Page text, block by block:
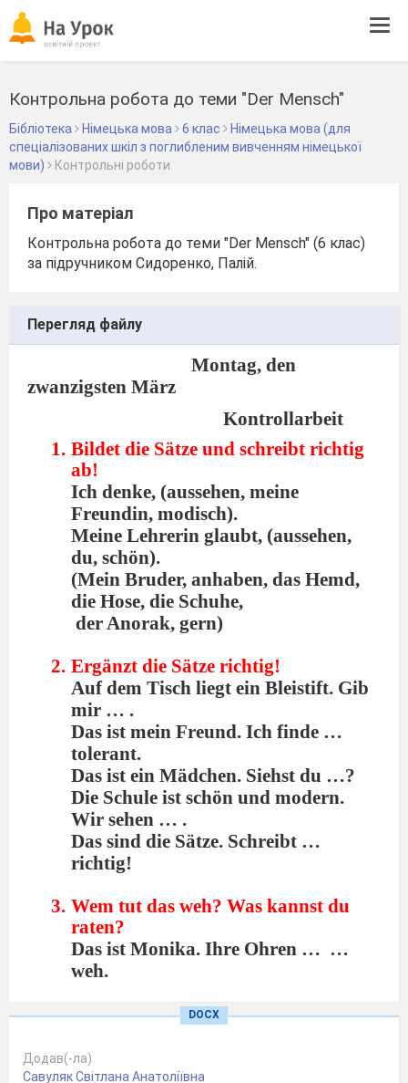
Контрольна робота до теми "Der Mensch"
Бібліотека Німецька мова 6 клас
Німецька мова (для
спеціалізованих шкіл з поглибленим вивченням німецької
мови)
Контрольні роботи
Про матеріал
Контрольна робота до теми "Der Mensch" (6 клас)
за підручником Сидоренко, Палій.
Перегляд файлу
Montag, den
zwanzigsten März
Kontrollarbeit
Bildet die Sätze und schreibt richtig
ab!
Ich denke, (aussehen, meine
Freundin, modisch).
Meine Lehrerin glaubt, (aussehen,
du, schön).
(Mein Bruder, anhaben, das Hemd,
die Hose, die Schuhe,
der Anorak, gern)
Ergänzt die Sätze richtig!
Auf dem Tisch liegt ein Bleistift. Gib
mir … .
Das ist mein Freund. Ich finde …
tolerant.
Das ist ein Mädchen. Siehst du …?
Die Schule ist schön und modern.
Wir sehen … .
Das sind die Sätze. Schreibt …
richtig!
Wem tut das weh? Was kannst du
raten?
Das ist Monika. Ihre Ohren … …
weh.
Peter hat die Beinschmerzen. Sein
Er ….
DOCX
Додав(-ла)
Савуляк Світлана Анатоліївна